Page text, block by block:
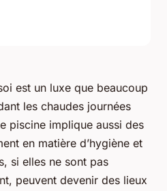
est un luxe que beaucoup
les chaudes journées
piscine implique aussi des
en matière d’hygiène et
si elles ne sont pas
peuvent devenir des lieux